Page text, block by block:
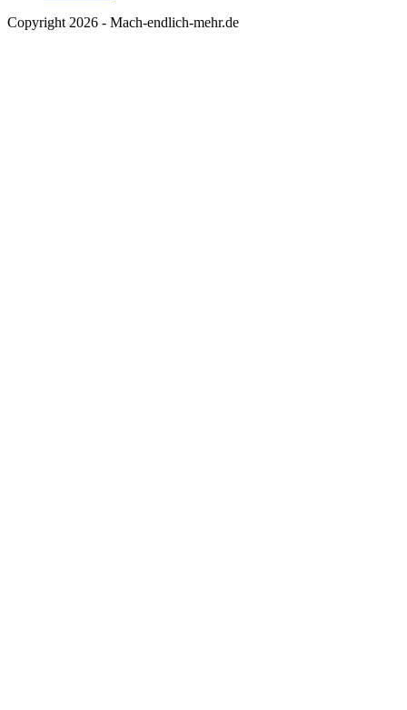
Copyright 2026 - Mach-endlich-mehr.de